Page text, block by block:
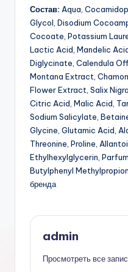
Состав: Aqua,
Glycol, Disodium
Cocoate, Potassium
Lactic Acid, Mandelic
Diglycinate, Calendula
Montana Extract,
Flower Extract, Salix
Citric Acid, Malic Acid,
Sodium Salicylate,
Glycine, Glutamic Acid,
Threonine, Proline,
Ethylhexylglycerin,
Butylphenyl
бренда
admin
Просмотреть все